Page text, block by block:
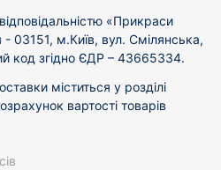
«Прикраси
03151, м.Київ, вул. Смілянська,
код згідно ЄДР – 43665334.
міститься у розділі
вартості товарів